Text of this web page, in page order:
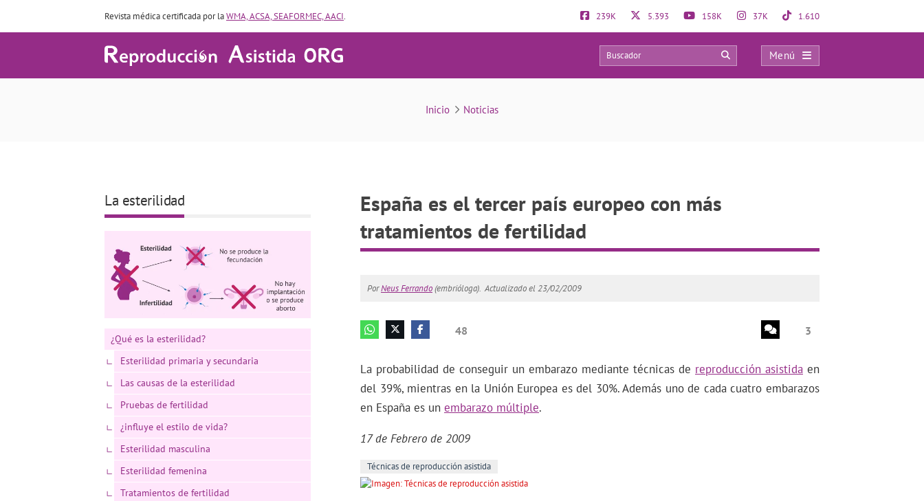
Revista médica certificada por laWMA, ACSA, SEAFORMEC, AACI. 239K 5.393 158K 37K 1.610
Menú
España es el tercer país europeo con más tratamientos de fertilidad
48 3
Inicio Noticias
España es el tercer país europeo con más
tratamientos de fertilidad
PorNeus Ferrando(embrióloga). Actualizado el 23/02/2009
48 3
La probabilidad de conseguir un embarazo mediante técnicas de reproducción asistida en
del 39%, mientras en la Unión Europea es del 30%. Además uno de cada cuatro embarazos
en España es un embarazo múltiple.
17 de Febrero de 2009
Técnicas de reproducción asistida
La esterilidad
¿Qué es la esterilidad?
Esterilidad primaria y secundaria
Las causas de la esterilidad
Pruebas de fertilidad
¿influye el estilo de vida?
Esterilidad masculina
Esterilidad femenina
Tratamientos de fertilidad